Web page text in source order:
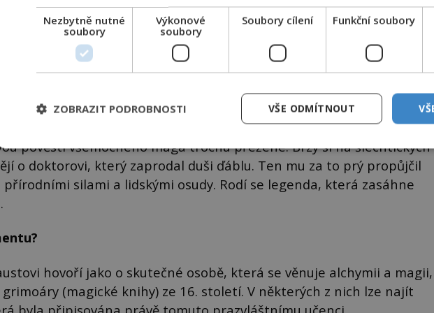
historických zdrojů jde o renesančního učence, který během života
a s oblibou předvádí nejrůznější magické kejkle.
patrně, ostatně podobně jako mnozí jemu podobní v té době,
iluze a efekty. Jeho současníci si však šeptají, že jde o muže
tajemných sil.
pověstí všemocného mága trochu přežene. Brzy si na šlechtických
o doktorovi, který zaprodal duši ďáblu. Ten mu za to prý propůjčil
silami a lidskými osudy. Rodí se legenda, která zasáhne
hovoří jako o skutečné osobě, která se věnuje alchymii a magii,
(magické knihy) ze 16. století. V některých z nich lze najít
Nezbytně nutné
soubory
Výkonové
soubory
Soubory cílení Funkční soubory
VŠE ODMÍTNOUT
ZOBRAZIT PODROBNOSTI